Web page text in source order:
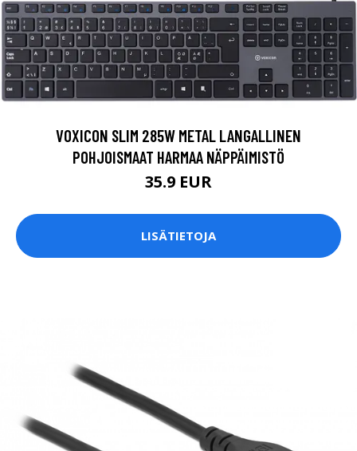
VOXICON SLIM 285W METAL LANGALLINEN
POHJOISMAAT HARMAA NÄPPÄIMISTÖ
35.9 EUR
LISÄTIETOJA